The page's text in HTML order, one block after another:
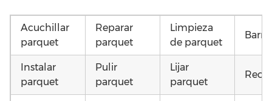
Acuchillar
parquet
Reparar
parquet
Limpieza
de parquet
Instalar
parquet
Pulir
parquet
Lijar
parquet